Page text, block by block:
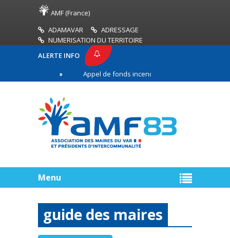
AMF (France)
ADAMAVAR
ADRESSAGE
NUMERISATION DU TERRITOIRE
ALERTE INFO
Appel de fonds incendies de forêt
ligne
Menu
guide des maires